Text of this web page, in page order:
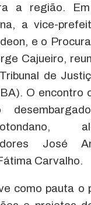
a região.
a vice-
e o
Cajueiro,
de
O encontro
José
Carvalho.
como pauta o